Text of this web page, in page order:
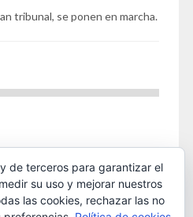
tribunal, se ponen en marcha.
de terceros para garantizar el
su uso y mejorar nuestros
las cookies, rechazar las no